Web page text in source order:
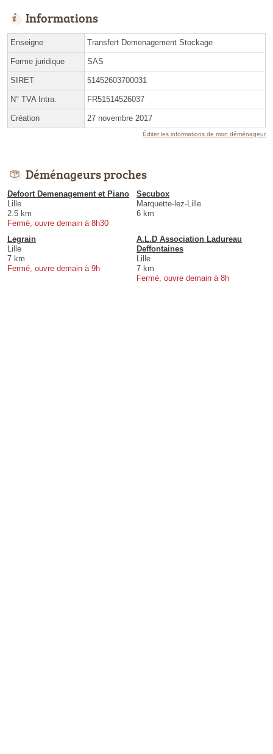
Informations
Enseigne Transfert Demenagement Stockage
Forme juridique SAS
SIRET 51452603700031
N° TVA Intra. FR51514526037
Création 27 novembre 2017
Éditer les informations de mon déménageur
Déménageurs proches
Defoort Demenagement et Piano
Lille
2.5 km
Fermé, ouvre demain à 8h30
Secubox
Marquette-lez-Lille
6 km
Legrain
Lille
7 km
Fermé, ouvre demain à 9h
A.L.D Association Ladureau
Deffontaines
Lille
7 km
Fermé, ouvre demain à 8h